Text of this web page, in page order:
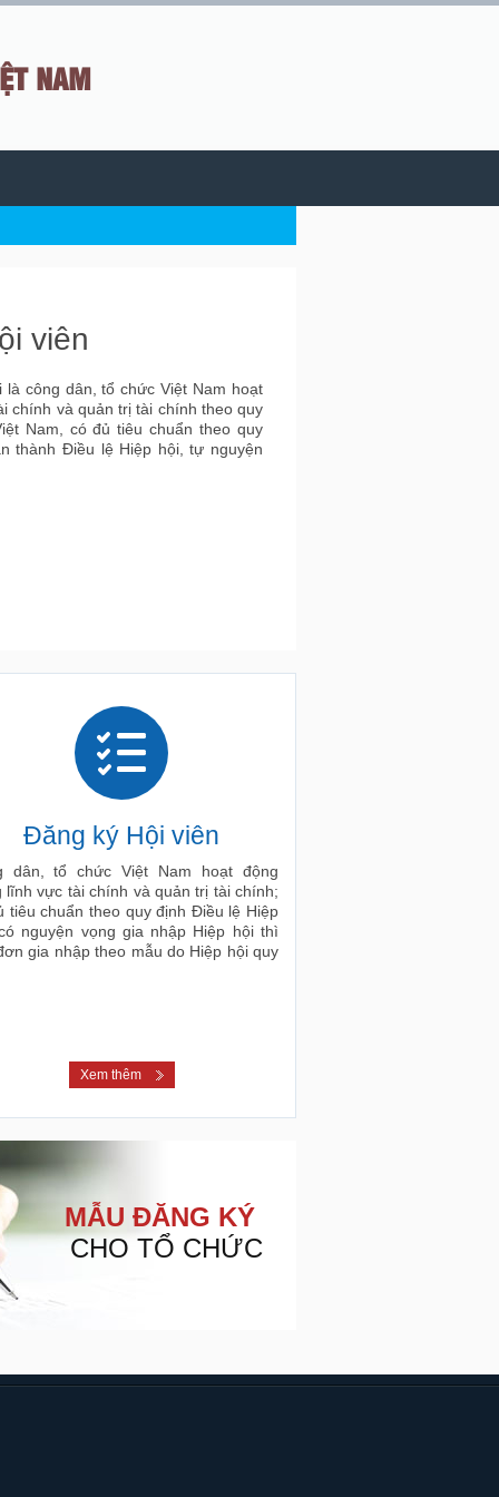
NAM
viên
là công dân, tổ chức Việt Nam hoạt
chính và quản trị tài chính theo quy
Nam, có đủ tiêu chuẩn theo quy
thành Điều lệ Hiệp hội, tự nguyện
Đăng ký Hội viên
dân, tổ chức Việt Nam hoạt động
lĩnh vực tài chính và quản trị tài chính;
tiêu chuẩn theo quy định Điều lệ Hiệp
nguyện vọng gia nhập Hiệp hội thì
gia nhập theo mẫu do Hiệp hội quy
Xem thêm
MẪU ĐĂNG KÝ
CHO TỔ CHỨC